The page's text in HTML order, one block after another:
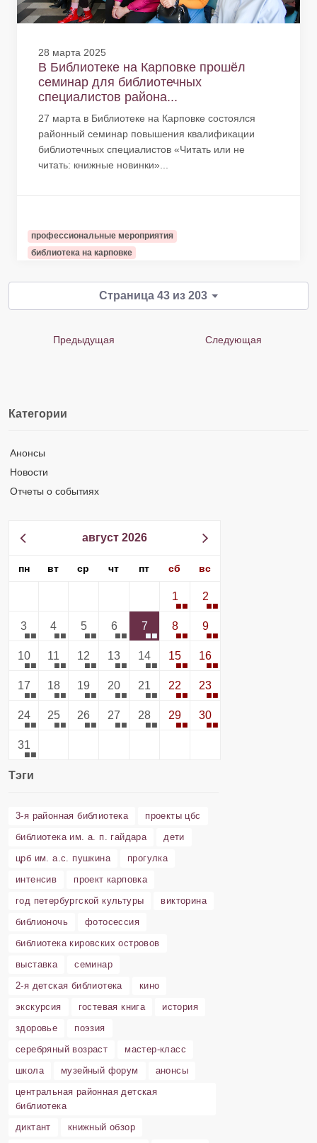
28 марта 2025
В Библиотеке на Карповке прошёл
семинар для библиотечных
специалистов района...
27 марта в Библиотеке на Карповке состоялся
районный семинар повышения квалификации
библиотечных специалистов «Читать или не
читать: книжные новинки»...
профессиональные мероприятия
библиотека на карповке
Страница 43 из 203
Предыдущая Следующая
Категории
Анонсы
Новости
Отчеты о событиях
август 2026
пн вт ср чт пт сб вс
1 2
3 4 5 6 7 8 9
10 11 12 13 14 15 16
17 18 19 20 21 22 23
24 25 26 27 28 29 30
31
Тэги
3-я районная библиотека
проекты цбс
библиотека им. а. п. гайдара
дети
црб им. а.с. пушкина
прогулка
интенсив
проект карповка
год петербургской культуры
викторина
библионочь
фотосессия
библиотека кировских островов
выставка
семинар
2-я детская библиотека
кино
экскурсия
гостевая книга
история
здоровье
поэзия
серебряный возраст
мастер-класс
школа
музейный форум
анонсы
центральная районная детская
библиотека
диктант
книжный обзор